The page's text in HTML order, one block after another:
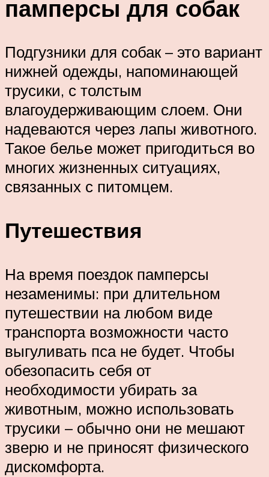
памперсы для собак
Подгузники для собак – это вариант
нижней одежды, напоминающей
трусики, с толстым
влагоудерживающим слоем. Они
надеваются через лапы животного.
Такое белье может пригодиться во
многих жизненных ситуациях,
связанных с питомцем.
Путешествия
На время поездок памперсы
незаменимы: при длительном
путешествии на любом виде
транспорта возможности часто
выгуливать пса не будет. Чтобы
обезопасить себя от
необходимости убирать за
животным, можно использовать
трусики – обычно они не мешают
зверю и не приносят физического
дискомфорта.